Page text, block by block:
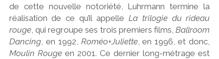
de cette nouvelle notoriété, Luhrmann termine la
réalisation de ce qu’il appelle La trilogie du rideau
rouge, qui regroupe ses trois premiers films,Ballroom
Dancing, en 1992, Roméo+Juliette, en 1996, et donc,
Moulin Rouge en 2001. Ce dernier long-métrage est